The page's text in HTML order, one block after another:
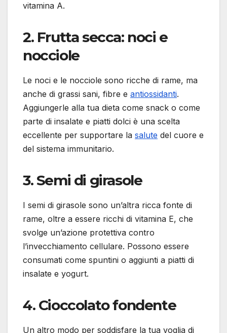
vitamina A.
2. Frutta secca: noci e
nocciole
Le noci e le nocciole sono ricche di rame, ma
anche di grassi sani, fibre e antiossidanti.
Aggiungerle alla tua dieta come snack o come
parte di insalate e piatti dolci è una scelta
eccellente per supportare la salute del cuore e
del sistema immunitario.
3.Semi di girasole
I semi di girasole sono un’altra ricca fonte di
rame, oltre a essere ricchi di vitamina E, che
svolge un’azione protettiva contro
l’invecchiamento cellulare. Possono essere
consumati come spuntini o aggiunti a piatti di
insalate e yogurt.
4. Cioccolato fondente
Un altro modo per soddisfare la tua voglia di